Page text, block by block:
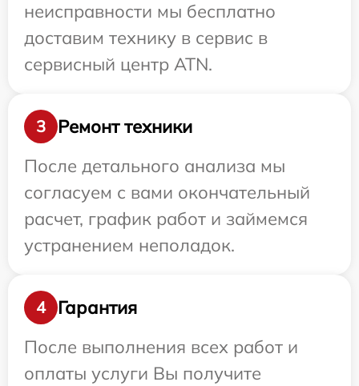
неисправности мы бесплатно
доставим технику в сервис в
сервисный центр ATN.
3
Ремонт техники
После детального анализа мы
согласуем с вами окончательный
расчет, график работ и займемся
устранением неполадок.
4
Гарантия
После выполнения всех работ и
оплаты услуги Вы получите